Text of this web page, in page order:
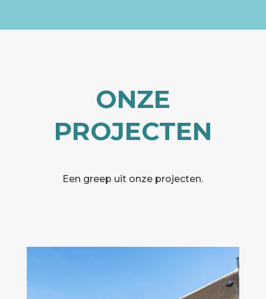
ONZE
PROJECTEN
Een greep uit onze projecten.